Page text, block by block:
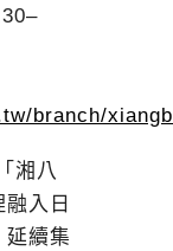
branch/
湘八
入日
延續集